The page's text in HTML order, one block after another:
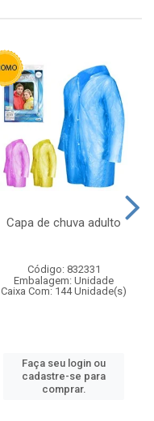
Capa de chuva adulto
Código: 832331
Embalagem: Unidade
Caixa Com: 144 Unidade(s)
Faça seu login ou
cadastre-se para
comprar.